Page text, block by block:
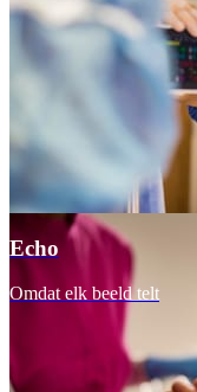
Echo
Omdat elk beeld telt